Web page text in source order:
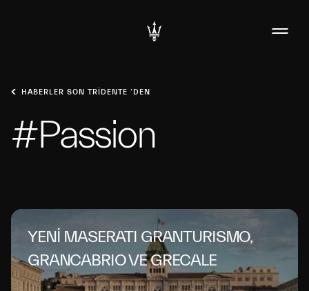
HABERLER SON TRIDENTE ’DEN
#Passion
YENİ MASERATI GRANTURISMO,
GRANCABRIO VE GRECALE